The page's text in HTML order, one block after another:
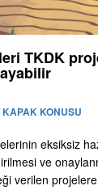
TKDK
KONUSU
eksiksiz
ve
verilen